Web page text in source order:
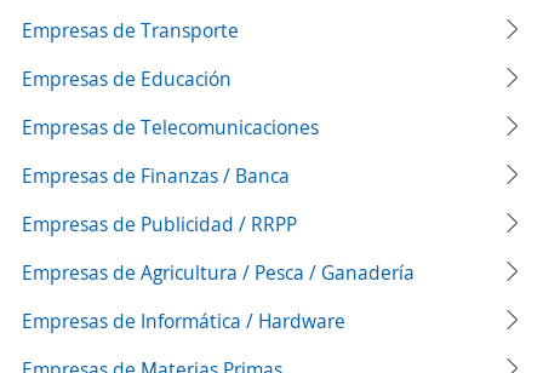
Empresas de Transporte
Empresas de Educación
Empresas de Telecomunicaciones
Empresas de Finanzas / Banca
Empresas de Publicidad / RRPP
Empresas de Agricultura / Pesca / Ganadería
Empresas de Informática / Hardware